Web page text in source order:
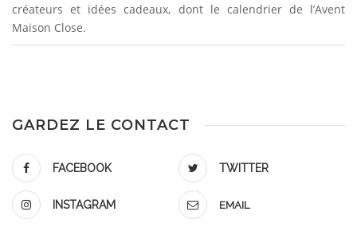
créateurs et idées cadeaux, dont le calendrier de l’Avent
Maison Close.
GARDEZ LE CONTACT
FACEBOOK TWITTER
INSTAGRAM EMAIL